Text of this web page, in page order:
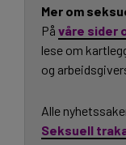
Mer om
På våre sider
lese om
og
Alle
Seksuell